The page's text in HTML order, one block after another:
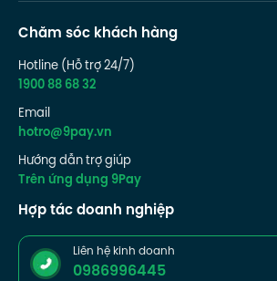
Chăm sóc khách hàng
Hotline (Hỗ trợ 24/7)
1900 88 68 32
Email
hotro@9pay.vn
Hướng dẫn trợ giúp
Trên ứng dụng 9Pay
Hợp tác doanh nghiệp
Liên hệ kinh doanh
0986996445